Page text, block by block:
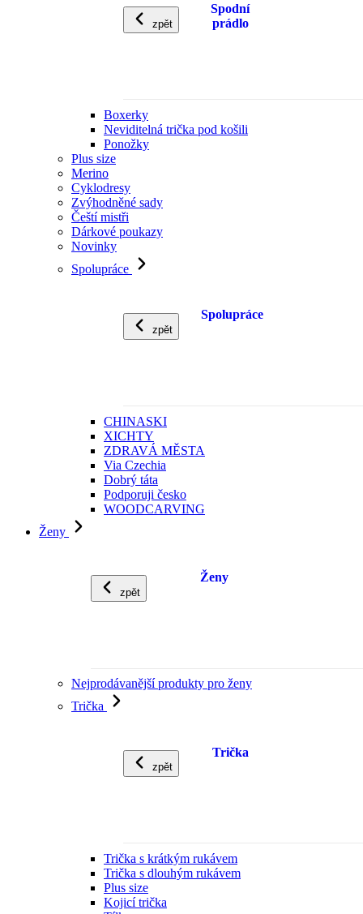
zpět
Spodní
prádlo
Boxerky
Neviditelná trička pod košili
Ponožky
Plus size
Merino
Cyklodresy
Zvýhodněné sady
Čeští mistři
Dárkové poukazy
Novinky
Spolupráce
zpět
Spolupráce
CHINASKI
XICHTY
ZDRAVÁ MĚSTA
Via Czechia
Dobrý táta
Podporuji česko
WOODCARVING
Ženy
zpět
Ženy
Nejprodávanější produkty pro ženy
Trička
zpět
Trička
Trička s krátkým rukávem
Trička s dlouhým rukávem
Plus size
Kojicí trička